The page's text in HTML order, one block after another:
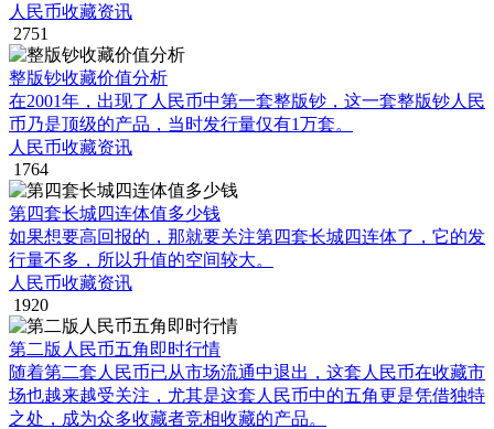
人民币收藏资讯
2751
整版钞收藏价值分析
在2001年，出现了人民币中第一套整版钞，这一套整版钞人民
币乃是顶级的产品，当时发行量仅有1万套。
人民币收藏资讯
1764
第四套长城四连体值多少钱
如果想要高回报的，那就要关注第四套长城四连体了，它的发
行量不多，所以升值的空间较大。
人民币收藏资讯
1920
第二版人民币五角即时行情
随着第二套人民币已从市场流通中退出，这套人民币在收藏市
场也越来越受关注，尤其是这套人民币中的五角更是凭借独特
之处，成为众多收藏者竞相收藏的产品。